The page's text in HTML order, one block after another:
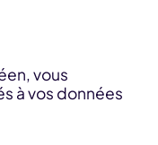
vous
à vos données